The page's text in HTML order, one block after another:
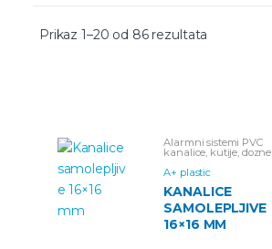
Prikaz 1–20 od 86 rezultata
Alarmni sistemi PVC
kanalice, kutije, dozne
A+ plastic
KANALICE
SAMOLEPLJIVE
16×16 MM